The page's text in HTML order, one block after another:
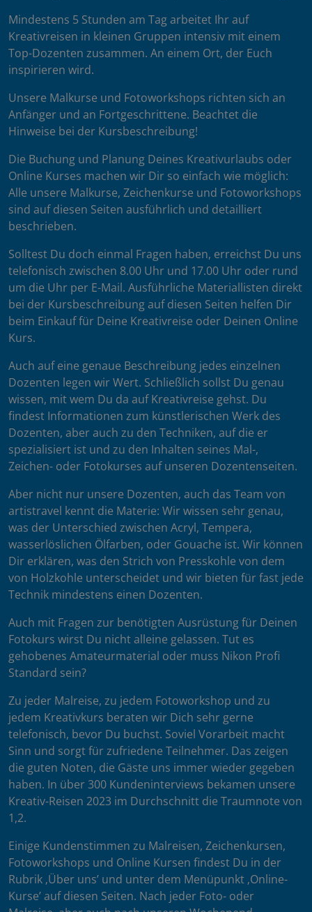
Mindestens 5 Stunden am Tag arbeitet Ihr auf
Kreativreisen in kleinen Gruppen intensiv mit einem
Top-Dozenten zusammen. An einem Ort, der Euch
inspirieren wird.
Unsere Malkurse und Fotoworkshops richten sich an
Anfänger und an Fortgeschrittene. Beachtet die
Hinweise bei der Kursbeschreibung!
Die Buchung und Planung Deines Kreativurlaubs oder
Online Kurses machen wir Dir so einfach wie möglich:
Alle unsere Malkurse, Zeichenkurse und Fotoworkshops
sind auf diesen Seiten ausführlich und detailliert
beschrieben.
Solltest Du doch einmal Fragen haben, erreichst Du uns
telefonisch zwischen 8.00 Uhr und 17.00 Uhr oder rund
um die Uhr per E-Mail. Ausführliche Materiallisten direkt
bei der Kursbeschreibung auf diesen Seiten helfen Dir
beim Einkauf für Deine Kreativreise oder Deinen Online
Kurs.
Auch auf eine genaue Beschreibung jedes einzelnen
Dozenten legen wir Wert. Schließlich sollst Du genau
wissen, mit wem Du da auf Kreativreise gehst. Du
findest Informationen zum künstlerischen Werk des
Dozenten, aber auch zu den Techniken, auf die er
spezialisiert ist und zu den Inhalten seines Mal-,
Zeichen- oder Fotokurses auf unseren Dozentenseiten.
Aber nicht nur unsere Dozenten, auch das Team von
artistravel kennt die Materie: Wir wissen sehr genau,
was der Unterschied zwischen Acryl, Tempera,
wasserlöslichen Ölfarben, oder Gouache ist. Wir können
Dir erklären, was den Strich von Presskohle von dem
von Holzkohle unterscheidet und wir bieten für fast jede
Technik mindestens einen Dozenten.
Auch mit Fragen zur benötigten Ausrüstung für Deinen
Fotokurs wirst Du nicht alleine gelassen. Tut es
gehobenes Amateurmaterial oder muss Nikon Profi
Standard sein?
Zu jeder Malreise, zu jedem Fotoworkshop und zu
jedem Kreativkurs beraten wir Dich sehr gerne
telefonisch, bevor Du buchst. Soviel Vorarbeit macht
Sinn und sorgt für zufriedene Teilnehmer. Das zeigen
die guten Noten, die Gäste uns immer wieder gegeben
haben. In über 300 Kundeninterviews bekamen unsere
Kreativ-Reisen 2023 im Durchschnitt die Traumnote von
1,2.
Einige Kundenstimmen zu Malreisen, Zeichenkursen,
Fotoworkshops und Online Kursen findest Du in der
Rubrik ‚Über uns’ und unter dem Menüpunkt ‚Online-
Kurse’ auf diesen Seiten. Nach jeder Foto- oder